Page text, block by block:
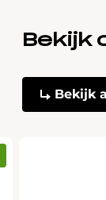
Bekijk
Bekijk